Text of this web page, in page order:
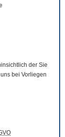
der Sie
bei Vorliegen